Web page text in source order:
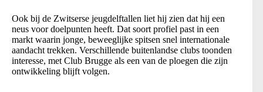
Ook bij de Zwitserse jeugdelftallen liet hij zien dat hij een
neus voor doelpunten heeft. Dat soort profiel past in een
markt waarin jonge, beweeglijke spitsen snel internationale
aandacht trekken. Verschillende buitenlandse clubs toonden
interesse, met Club Brugge als een van de ploegen die zijn
ontwikkeling blijft volgen.